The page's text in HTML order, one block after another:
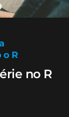
o R
no R